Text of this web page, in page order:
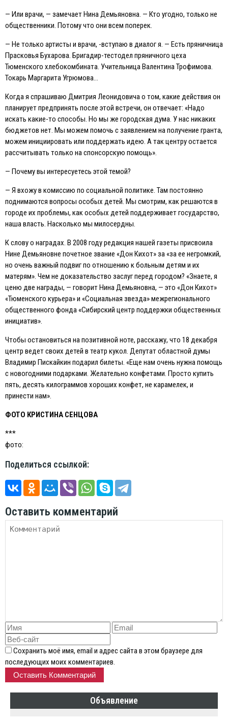
— Или врачи, — замечает Нина Демьяновна. — Кто угодно, только не
общественники. Потому что они всем поперек.
— Не только артисты и врачи, -вступаю в диалог я. — Eсть пряничница
Прасковья Бухарова. Бригадир-тестодел пряничного цеха
Тюменского хлебокомбината. Учительница Валентина Трофимова.
Токарь Маргарита Угрюмова…
Когда я спрашиваю Дмитрия Леонидовича о том, какие действия он
планирует предпринять после этой встречи, он отвечает: «Надо
искать какие-то способы. Но мы же городская дума. У нас никаких
бюджетов нет. Мы можем помочь с заявлением на получение гранта,
можем инициировать или поддержать идею. А так центру остается
рассчитывать только на спонсорскую помощь».
— Почему вы интересуетесь этой темой?
— Я вхожу в комиссию по социальной политике. Там постоянно
поднимаются вопросы особых детей. Мы смотрим, как решаются в
городе их проблемы, как особых детей поддерживает государство,
наша власть. Насколько мы милосердны.
К слову о наградах. В 2008 году редакция нашей газеты присвоила
Нине Демьяновне почетное звание «Дон Кихот» за «за ее негромкий,
но очень важный подвиг по отношению к больным детям и их
матерям». Чем не доказательство заслуг перед городом? «Знаете, я
ценю две награды, — говорит Нина Демьяновна, — это «Дон Кихот»
«Тюменского курьера» и «Социальная звезда» межрегионального
общественного фонда «Сибирский центр поддержки общественных
инициатив».
Чтобы остановиться на позитивной ноте, расскажу, что 18 декабря
центр ведет своих детей в театр кукол. Депутат областной думы
Владимир Пискайкин подарил билеты. «Eще нам очень нужна помощь
с новогодними подарками. Желательно конфетами. Просто купить
пять, десять килограммов хороших конфет, не карамелек, и
принести нам».
ФОТО КРИСТИНА СEНЦОВА
***
фото:
Поделиться ссылкой:
Оставить комментарий
Сохранить моё имя, email и адрес сайта в этом браузере для
последующих моих комментариев.
Объявление